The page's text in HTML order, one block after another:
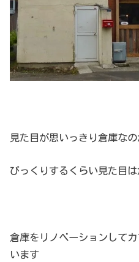
見た目が思いっきり倉庫なの
びっくりするくらい見た目
倉庫をリノベーションして
います